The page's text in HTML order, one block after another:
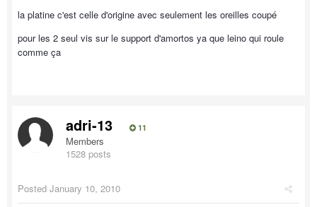
la platine c'est celle d'origine avec seulement les oreilles coupé
pour les 2 seul vis sur le support d'amortos ya que leino qui roule
comme ça
adri-13 11
Members
1528 posts
Posted January 10, 2010